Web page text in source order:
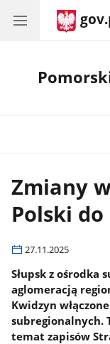
Zmiany
Polski
27.11.2025
Słupsk z ośrodka
aglomeracją
Kwidzyn
subregionalnych.
temat zapisów